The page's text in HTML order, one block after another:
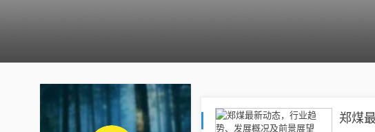
郑煤